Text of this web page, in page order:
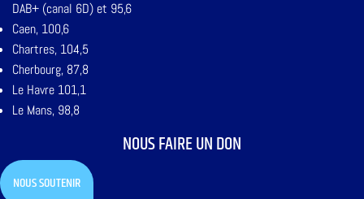
DAB+ (canal 6D) et 95,6
Caen, 100,6
Chartres, 104,5
Cherbourg, 87,8
Le Havre 101,1
Le Mans, 98,8
NOUS FAIRE UN DON
NOUS SOUTENIR